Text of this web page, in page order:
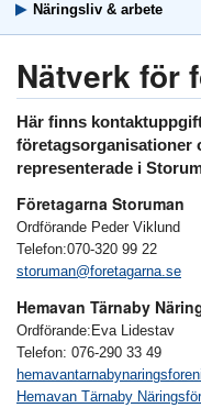
Näringsliv & arbete
Nätverk för
Här finns
företagsorganisationer
representerade i
Företagarna Storuman
Ordförande Peder Viklund
Telefon:070-320 99 22
storuman@foretagarna.se
Hemavan Tärnaby
Ordförande:Eva Lidestav
Telefon: 076-290 33 49
Hemavan Tärnaby